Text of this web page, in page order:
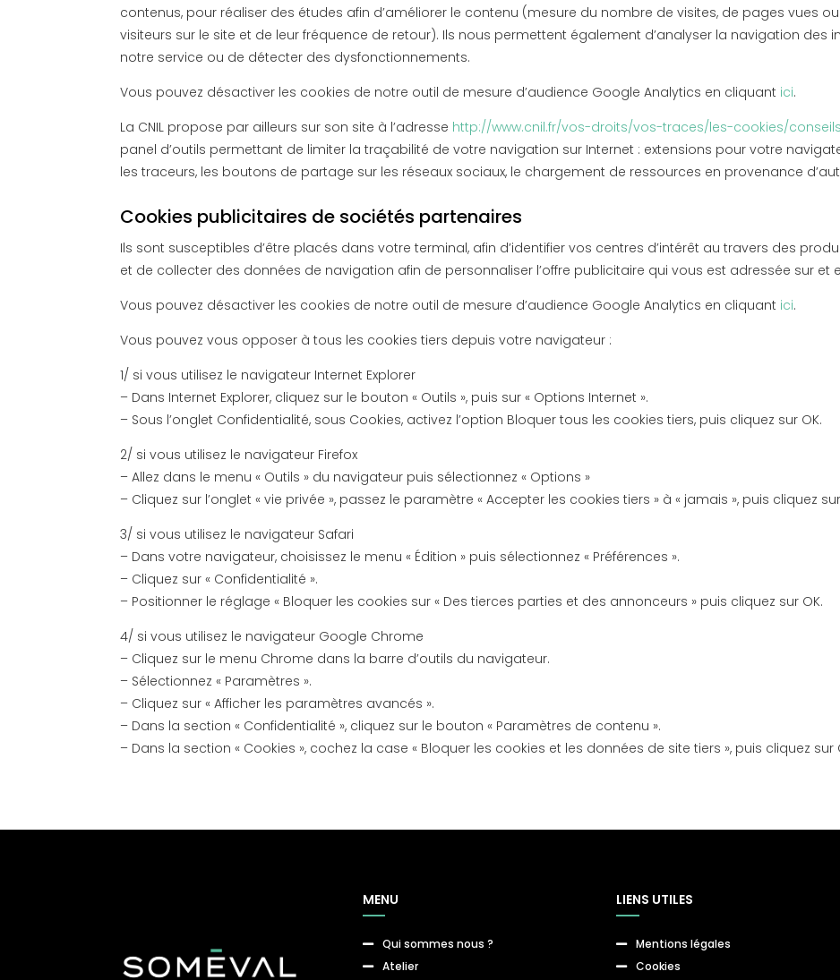
contenus, pour réaliser des études afin d’améliorer le contenu (mesure du nombre de visites, de pages vues
visiteurs sur le site et de leur fréquence de retour). Ils nous permettent également d’analyser la navigation des
notre service ou de détecter des dysfonctionnements.
Vous pouvez désactiver les cookies de notre outil de mesure d’audience Google Analytics en cliquant ici.
La CNIL propose par ailleurs sur son site à l’adresse http://www.cnil.fr/vos-droits/vos-traces/les-cookies/
panel d’outils permettant de limiter la traçabilité de votre navigation sur Internet : extensions pour votre
les traceurs, les boutons de partage sur les réseaux sociaux, le chargement de ressources en provenance
Cookies publicitaires de sociétés partenaires
Ils sont susceptibles d’être placés dans votre terminal, afin d’identifier vos centres d’intérêt au travers des
et de collecter des données de navigation afin de personnaliser l’offre publicitaire qui vous est adressée sur et
Vous pouvez désactiver les cookies de notre outil de mesure d’audience Google Analytics en cliquant ici.
Vous pouvez vous opposer à tous les cookies tiers depuis votre navigateur :
1/ si vous utilisez le navigateur Internet Explorer
– Dans Internet Explorer, cliquez sur le bouton « Outils », puis sur « Options Internet ».
– Sous l’onglet Confidentialité, sous Cookies, activez l’option Bloquer tous les cookies tiers, puis cliquez sur OK.
2/ si vous utilisez le navigateur Firefox
– Allez dans le menu « Outils » du navigateur puis sélectionnez « Options »
– Cliquez sur l’onglet « vie privée », passez le paramètre « Accepter les cookies tiers » à « jamais », puis cliquez sur
3/ si vous utilisez le navigateur Safari
– Dans votre navigateur, choisissez le menu « Édition » puis sélectionnez « Préférences ».
– Cliquez sur « Confidentialité ».
– Positionner le réglage « Bloquer les cookies sur « Des tierces parties et des annonceurs » puis cliquez sur OK.
4/ si vous utilisez le navigateur Google Chrome
– Cliquez sur le menu Chrome dans la barre d’outils du navigateur.
– Sélectionnez « Paramètres ».
– Cliquez sur « Afficher les paramètres avancés ».
– Dans la section « Confidentialité », cliquez sur le bouton « Paramètres de contenu ».
– Dans la section « Cookies », cochez la case « Bloquer les cookies et les données de site tiers », puis cliquez sur
MENU
 Qui sommes nous ?
 Atelier
LIENS UTILES
 Mentions légales
 Cookies